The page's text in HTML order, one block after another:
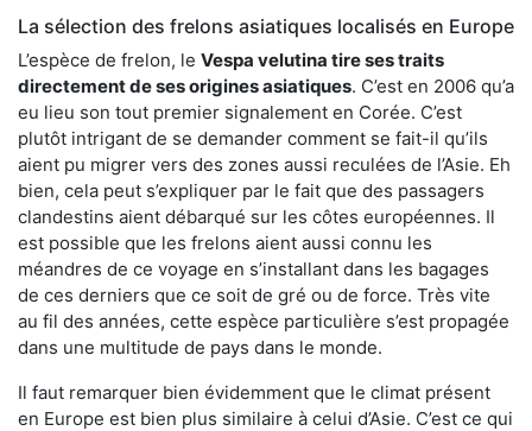
La sélection des frelons asiatiques localisés en Europe
L’espèce de frelon, le Vespa velutina tire ses traits
directement de ses origines asiatiques. C’est en 2006 qu’a
eu lieu son tout premier signalement en Corée. C’est
plutôt intrigant de se demander comment se fait-il qu’ils
aient pu migrer vers des zones aussi reculées de l’Asie. Eh
bien, cela peut s’expliquer par le fait que des passagers
clandestins aient débarqué sur les côtes européennes. Il
est possible que les frelons aient aussi connu les
méandres de ce voyage en s’installant dans les bagages
de ces derniers que ce soit de gré ou de force. Très vite
au fil des années, cette espèce particulière s’est propagée
dans une multitude de pays dans le monde.
Il faut remarquer bien évidemment que le climat présent
en Europe est bien plus similaire à celui d’Asie. C’est ce qui